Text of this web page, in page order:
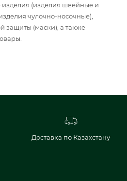
(изделия швейные и
чулочно-носочные),
защиты (маски), а также
Доставка по Казахстану